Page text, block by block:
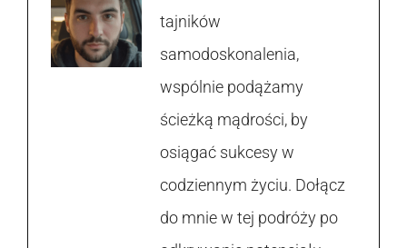
tajników
samodoskonalenia,
wspólnie podążamy
ścieżką mądrości, by
osiągać sukcesy w
codziennym życiu. Dołącz
do mnie w tej podróży po